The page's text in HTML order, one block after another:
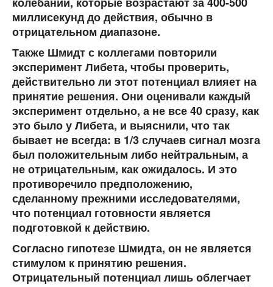
миллисекунд до действия, обычно в
отрицательном диапазоне.
Также Шмидт с коллегами повторили
эксперимент Либета, чтобы проверить,
действительно ли этот потенциал влияет на
принятие решения. Они оценивали каждый
эксперимент отдельно, а не все 40 сразу, как
это было у Либета, и выяснили, что так
бывает не всегда: в 1/3 случаев сигнал мозга
был положительным либо нейтральным, а
не отрицательным, как ожидалось. И это
противоречило предположению,
сделанному прежними исследователями,
что потенциал готовности является
подготовкой к действию.
Согласно гипотезе Шмидта, он не является
стимулом к принятию решения.
Отрицательный потенциал лишь облегчает